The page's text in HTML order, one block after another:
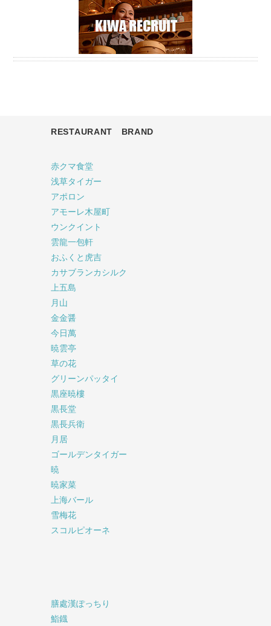
RESTAURANT BRAND
赤クマ食堂
浅草タイガー
アポロン
アモーレ木屋町
ウンクイント
雲龍一包軒
おふくと虎吉
カサブランカシルク
上五島
月山
金金醤
今日萬
暁雲亭
草の花
グリーンパッタイ
黒座暁樓
黒長堂
黒長兵衛
月居
ゴールデンタイガー
暁
暁家菜
上海バール
雪梅花
スコルピオーネ
膳處漢ぽっちり
鮨鐡